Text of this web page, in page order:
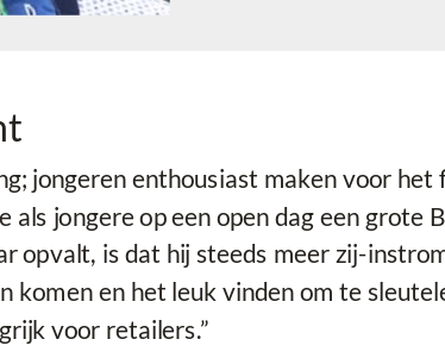
jongeren enthousiast maken voor
als jongere op een open dag een
opvalt, is dat hij steeds meer zij-
komen en het leuk vinden om te
voor retailers.”